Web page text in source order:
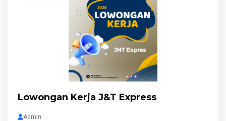
Lowongan Kerja J&T Express
Admin